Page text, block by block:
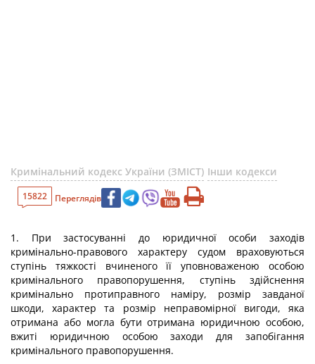
Кримінальний кодекс України (ЗМІСТ) Інши кодекси
15822 Переглядів
1. При застосуванні до юридичної особи заходів
кримінально-правового характеру судом враховуються
ступінь тяжкості вчиненого її уповноваженою особою
кримінального правопорушення, ступінь здійснення
кримінально протиправного наміру, розмір завданої
шкоди, характер та розмір неправомірної вигоди, яка
отримана або могла бути отримана юридичною особою,
вжиті юридичною особою заходи для запобігання
кримінального правопорушення.